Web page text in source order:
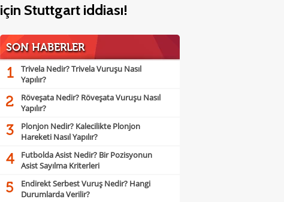
için Stuttgart iddiası!
SON HABERLER
1
Trivela Nedir? Trivela Vuruşu Nasıl
Yapılır?
2
Röveşata Nedir? Röveşata Vuruşu Nasıl
Yapılır?
3
Plonjon Nedir? Kalecilikte Plonjon
Hareketi Nasıl Yapılır?
4
Futbolda Asist Nedir? Bir Pozisyonun
Asist Sayılma Kriterleri
5
Endirekt Serbest Vuruş Nedir? Hangi
Durumlarda Verilir?